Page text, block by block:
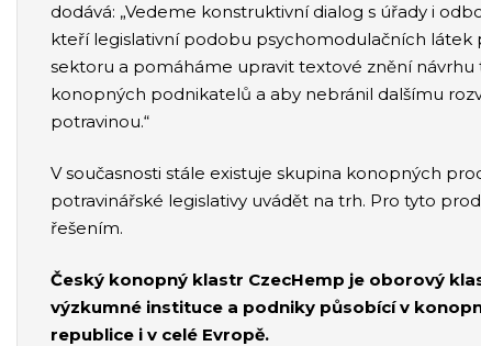
dodává: „Vedeme konstruktivní dialog s úřady i
kteří legislativní podobu psychomodulačních
sektoru a pomáháme upravit textové znění
konopných podnikatelů a aby nebránil dalšímu
potravinou.“
V současnosti stále existuje skupina konopných
potravinářské legislativy uvádět na trh. Pro tyto
řešením.
Český konopný klastr CzecHemp je oborový
výzkumné instituce a podniky působící v
republice i v celé Evropě.